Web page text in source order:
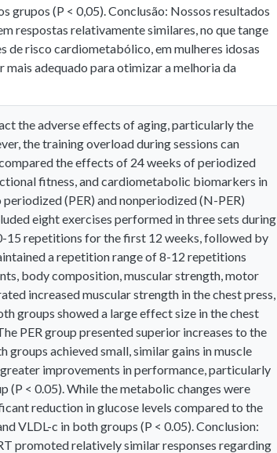
grupos (P < 0,05). Conclusão: Nossos resultados
respostas relativamente similares, no que tange
de risco cardiometabólico, em mulheres idosas
adequado para otimizar a melhoria da
the adverse effects of aging, particularly the
the training overload during sessions can
the effects of 24 weeks of periodized
fitness, and cardiometabolic biomarkers in
(PER) and nonperiodized (N-PER)
eight exercises performed in three sets during
15 repetitions for the first 12 weeks, followed by
a repetition range of 8-12 repetitions
body composition, muscular strength, motor
increased muscular strength in the chest press,
groups showed a large effect size in the chest
PER group presented superior increases to the
groups achieved small, similar gains in muscle
improvements in performance, particularly
(P < 0.05). While the metabolic changes were
reduction in glucose levels compared to the
VLDL-c in both groups (P < 0.05). Conclusion:
promoted relatively similar responses regarding